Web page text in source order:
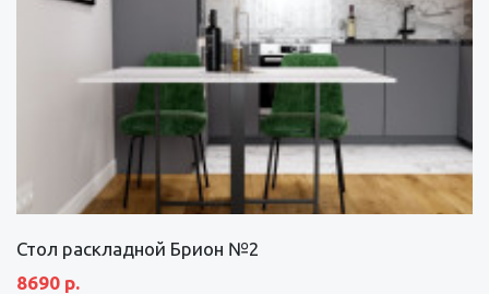
Стол раскладной Брион №2
8690 р.